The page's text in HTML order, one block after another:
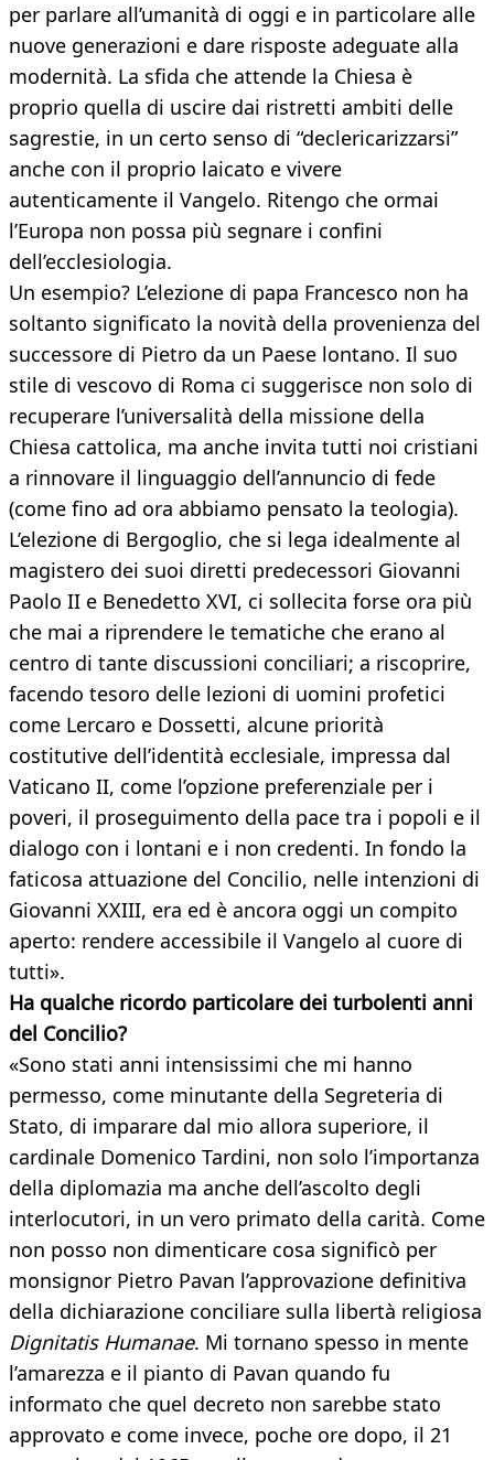
per parlare all’umanità di oggi e in particolare alle
nuove generazioni e dare risposte adeguate alla
modernità. La sfida che attende la Chiesa è
proprio quella di uscire dai ristretti ambiti delle
sagrestie, in un certo senso di “declericarizzarsi”
anche con il proprio laicato e vivere
autenticamente il Vangelo. Ritengo che ormai
l’Europa non possa più segnare i confini
dell’ecclesiologia.
Un esempio? L’elezione di papa Francesco non ha
soltanto significato la novità della provenienza del
successore di Pietro da un Paese lontano. Il suo
stile di vescovo di Roma ci suggerisce non solo di
recuperare l’universalità della missione della
Chiesa cattolica, ma anche invita tutti noi cristiani
a rinnovare il linguaggio dell’annuncio di fede
(come fino ad ora abbiamo pensato la teologia).
L’elezione di Bergoglio, che si lega idealmente al
magistero dei suoi diretti predecessori Giovanni
Paolo II e Benedetto XVI, ci sollecita forse ora più
che mai a riprendere le tematiche che erano al
centro di tante discussioni conciliari; a riscoprire,
facendo tesoro delle lezioni di uomini profetici
come Lercaro e Dossetti, alcune priorità
costitutive dell’identità ecclesiale, impressa dal
Vaticano II, come l’opzione preferenziale per i
poveri, il proseguimento della pace tra i popoli e il
dialogo con i lontani e i non credenti. In fondo la
faticosa attuazione del Concilio, nelle intenzioni di
Giovanni XXIII, era ed è ancora oggi un compito
aperto: rendere accessibile il Vangelo al cuore di
tutti».
Ha qualche ricordo particolare dei turbolenti anni
del Concilio?
«Sono stati anni intensissimi che mi hanno
permesso, come minutante della Segreteria di
Stato, di imparare dal mio allora superiore, il
cardinale Domenico Tardini, non solo l’importanza
della diplomazia ma anche dell’ascolto degli
interlocutori, in un vero primato della carità. Come
non posso non dimenticare cosa significò per
monsignor Pietro Pavan l’approvazione definitiva
della dichiarazione conciliare sulla libertà religiosa
Dignitatis Humanae. Mi tornano spesso in mente
l’amarezza e il pianto di Pavan quando fu
informato che quel decreto non sarebbe stato
approvato e come invece, poche ore dopo, il 21